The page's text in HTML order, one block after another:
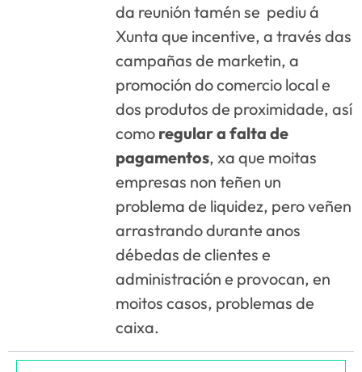
da reunión tamén se pediu á
Xunta que incentive, a través das
campañas de marketin, a
promoción do comercio local e
dos produtos de proximidade, así
como regular a falta de
pagamentos, xa que moitas
empresas non teñen un
problema de liquidez, pero veñen
arrastrando durante anos
débedas de clientes e
administración e provocan, en
moitos casos, problemas de
caixa.